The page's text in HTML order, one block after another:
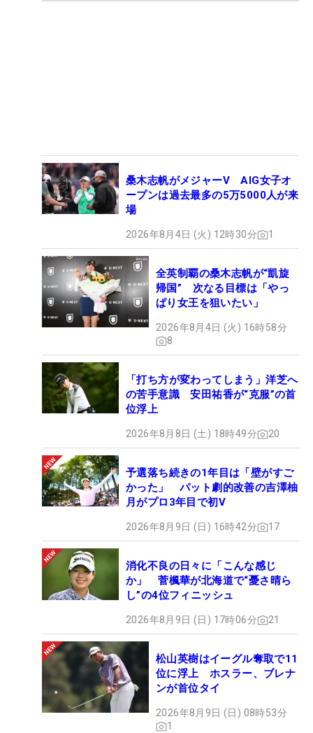
桑木志帆がメジャーV AIG女子オ
ープンは過去最多の5万5000人が来
場
2026年8月4日 (火) 12時30分 1
全英制覇の桑木志帆が“凱旋
帰国” 次なる目標は「やっ
ぱり女王を狙いたい」
2026年8月4日 (火) 16時58分
8
「打ち方が変わってしまう」洋芝へ
の苦手意識 安田祐香が“克服”の首
位浮上
2026年8月8日 (土) 18時49分 20
予選落ち続きの1年目は「壁がすご
かった」 パット劇的改善の吉澤柚
月がプロ3年目で初V
2026年8月9日 (日) 16時42分 17
消化不良の日々に「こんな感じ
か」 菅楓華が北海道で“憂さ晴ら
し”の4位フィニッシュ
2026年8月9日 (日) 17時06分 21
松山英樹はイーグル奪取で11
位に浮上 ホスラー、ブレナ
ンが首位タイ
2026年8月9日 (日) 08時53分
1